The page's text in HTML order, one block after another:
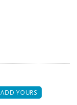
ADD YOURS